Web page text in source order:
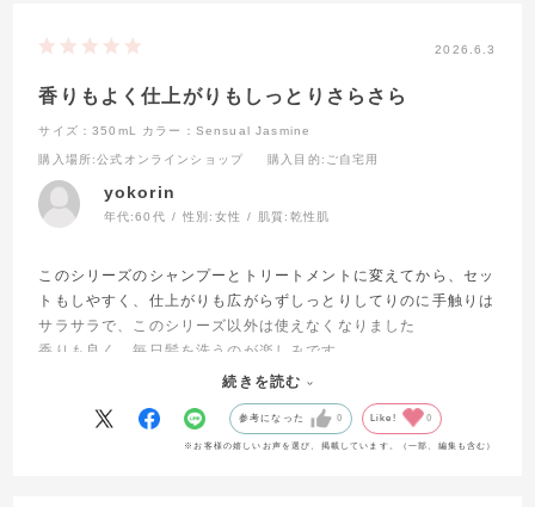
2026.6.3
香りもよく仕上がりもしっとりさらさら
サイズ：350mL カラー：Sensual Jasmine
購入場所:公式オンラインショップ 購入目的 :ご自宅用
yokorin
年代:60代 性別: 女性 肌質: 乾性肌
このシリーズのシャンプーとトリートメントに変えてから、セッ
トもしやすく、仕上がりも広がらずしっとりしてりのに手触りは
サラサラで、このシリーズ以外は使えなくなりました
香りも良く、毎日髪を洗うのが楽しみです
みさなんにも、ぜひ使って頂きたいです
続きを読む
参考になった 0 Like! 0
※お客様の嬉しいお声を選び、掲載しています。（一部、編集も含む）